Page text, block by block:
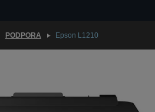
PODPORA Epson L1210